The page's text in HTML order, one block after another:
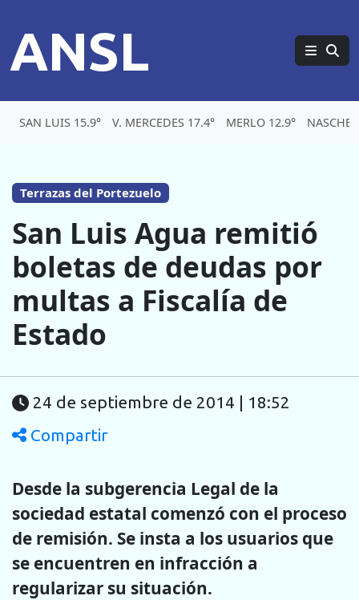
ANSL
SAN LUIS 15.9° V. MERCEDES 17.4° MERLO 12.9°
Terrazas del Portezuelo
San Luis Agua remitió
boletas de deudas por
multas a Fiscalía de
Estado
24 de septiembre de 2014 | 18:52
Compartir
Desde la subgerencia Legal de la
sociedad estatal comenzó con el proceso
de remisión. Se insta a los usuarios que
se encuentren en infracción a
regularizar su situación.